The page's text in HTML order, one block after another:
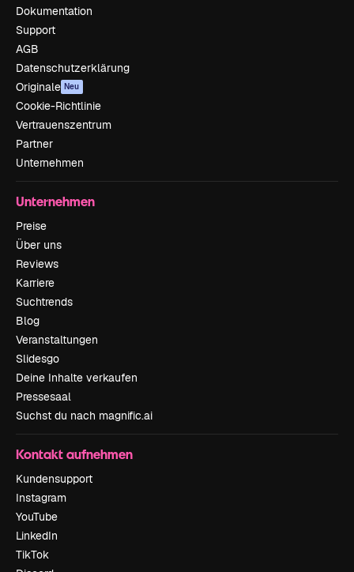
Dokumentation
Support
AGB
Datenschutzerklärung
Originale Neu
Cookie-Richtlinie
Vertrauenszentrum
Partner
Unternehmen
Unternehmen
Preise
Über uns
Reviews
Karriere
Suchtrends
Blog
Veranstaltungen
Slidesgo
Deine Inhalte verkaufen
Pressesaal
Suchst du nach magnific.ai
Kontakt aufnehmen
Kundensupport
Instagram
YouTube
LinkedIn
TikTok